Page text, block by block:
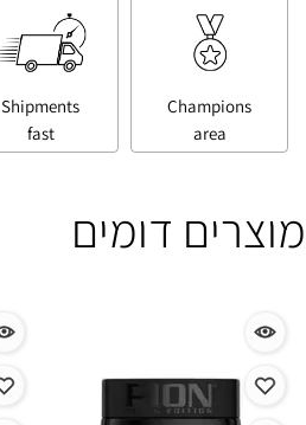
Champions
area
Shipments
fast
מוצרים דומים